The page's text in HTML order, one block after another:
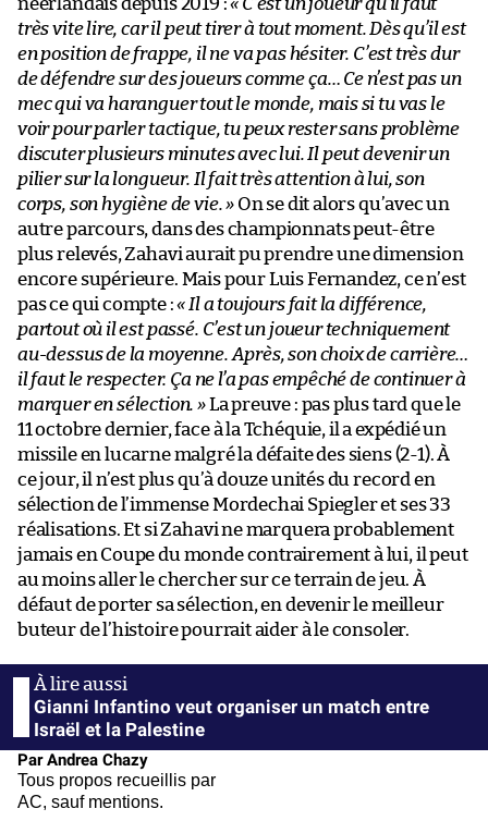
néerlandais depuis 2019 :« C’est un joueur qu’il faut
très vite lire, car il peut tirer à tout moment. Dès qu’il est
en position de frappe, il ne va pas hésiter. C’est très dur
de défendre sur des joueurs comme ça… Ce n’est pas un
mec qui va haranguer tout le monde, mais si tu vas le
voir pour parler tactique, tu peux rester sans problème
discuter plusieurs minutes avec lui. Il peut devenir un
pilier sur la longueur. Il fait très attention à lui, son
corps, son hygiène de vie. »On se dit alors qu’avec un
autre parcours, dans des championnats peut-être
plus relevés, Zahavi aurait pu prendre une dimension
encore supérieure. Mais pour Luis Fernandez, ce n’est
pas ce qui compte :« Il a toujours fait la différence,
partout où il est passé. C’est un joueur techniquement
au-dessus de la moyenne. Après, son choix de carrière…
il faut le respecter. Ça ne l’a pas empêché de continuer à
marquer en sélection. »La preuve : pas plus tard que le
11 octobre dernier, face à la Tchéquie, il a expédié un
missile en lucarne malgré la défaite des siens (2-1). À
ce jour, il n’est plus qu’à douze unités du record en
sélection de l’immense Mordechai Spiegler et ses 33
réalisations. Et si Zahavi ne marquera probablement
jamais en Coupe du monde contrairement à lui, il peut
au moins aller le chercher sur ce terrain de jeu. À
défaut de porter sa sélection, en devenir le meilleur
buteur de l’histoire pourrait aider à le consoler.
Gianni Infantino veut organiser un match entre
Israël et la Palestine
Par Andrea Chazy
Tous propos recueillis par
AC, sauf mentions.